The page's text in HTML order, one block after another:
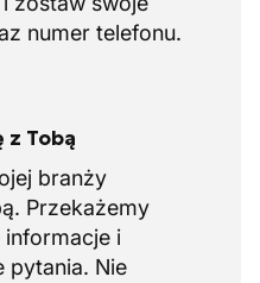
numer telefonu.
z Tobą
branży
Przekażemy
i
pytania. Nie